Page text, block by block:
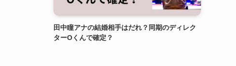
田中瞳アナの結婚相手はだれ？同期のディレク
ターOくんで確定？